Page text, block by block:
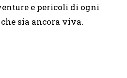
e pericoli di ogni
sia ancora viva.